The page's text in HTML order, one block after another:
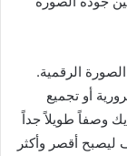
الرقمية.
أو تجميع
وصفاً طويلاً جداً
أقصر وأكثر